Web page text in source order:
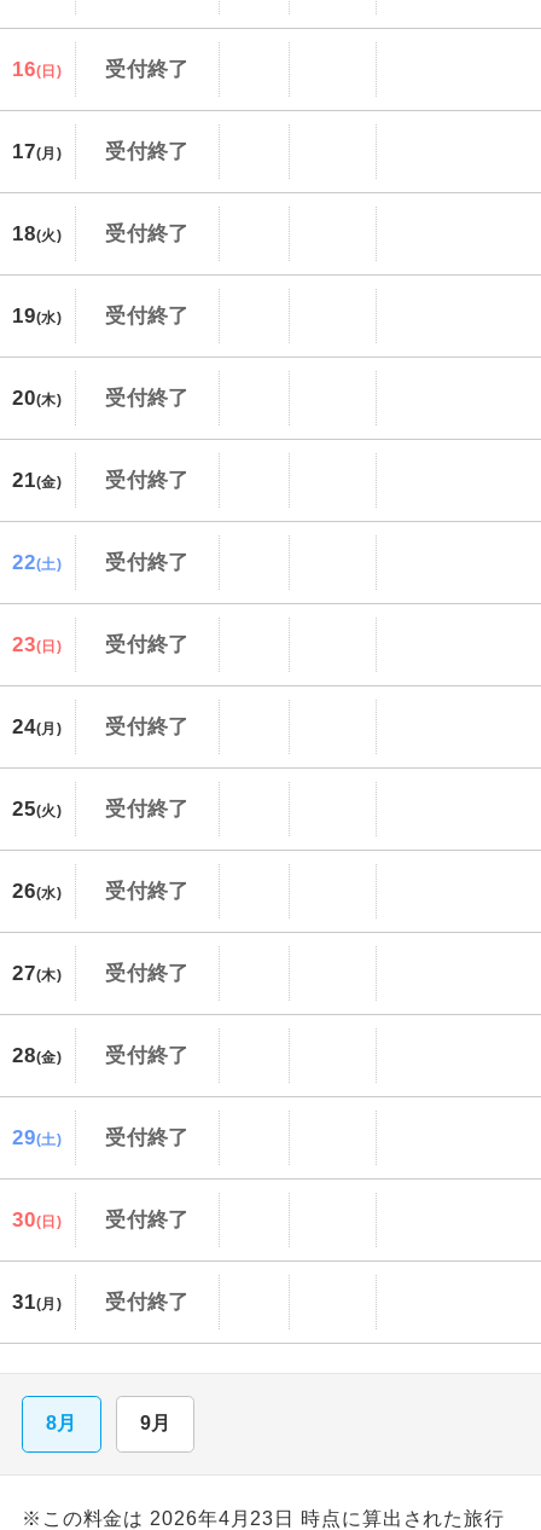
16(日) 受付終了
17(月) 受付終了
18(火) 受付終了
19(水) 受付終了
20(木) 受付終了
21(金) 受付終了
22(土) 受付終了
23(日) 受付終了
24(月) 受付終了
25(火) 受付終了
26(水) 受付終了
27(木) 受付終了
28(金) 受付終了
29(土) 受付終了
30(日) 受付終了
31(月) 受付終了
8月 9月
※この料金は 2026年4月23日 時点に算出された旅行